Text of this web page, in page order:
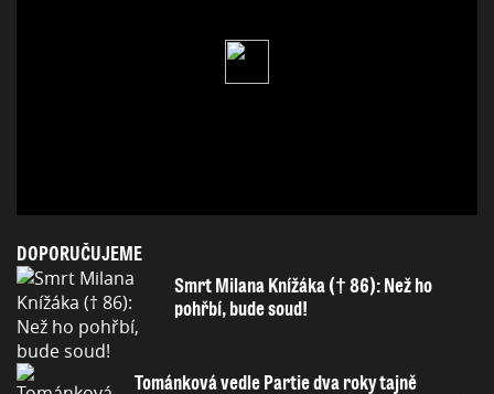
DOPORUČUJEME
Smrt Milana Knížáka († 86): Než ho
pohřbí, bude soud!
Tománková vedle Partie dva roky tajně